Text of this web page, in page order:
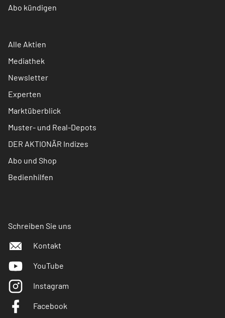
Abo kündigen
Alle Aktien
Mediathek
Newsletter
Experten
Marktüberblick
Muster- und Real-Depots
DER AKTIONÄR Indizes
Abo und Shop
Bedienhilfen
Schreiben Sie uns
Kontakt
YouTube
Instagram
Facebook